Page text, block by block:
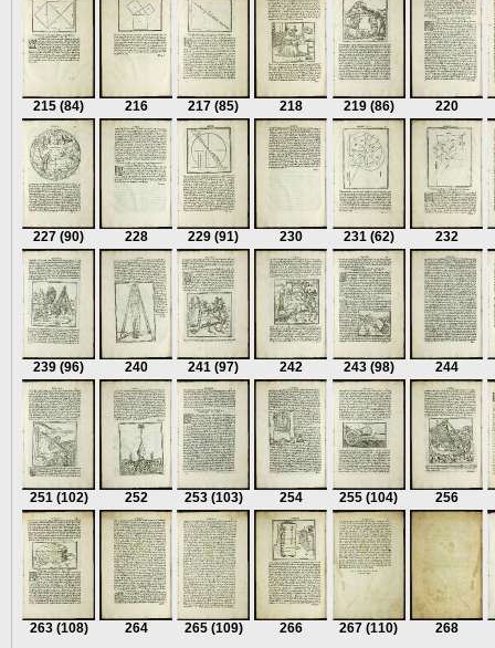
215 (84) 216 217 (85) 218 219 (86) 220
227 (90) 228 229 (91) 230 231 (62) 232
239 (96) 240 241 (97) 242 243 (98) 244
251 (102) 252 253 (103) 254 255 (104) 256
263 (108) 264 265 (109) 266 267 (110) 268